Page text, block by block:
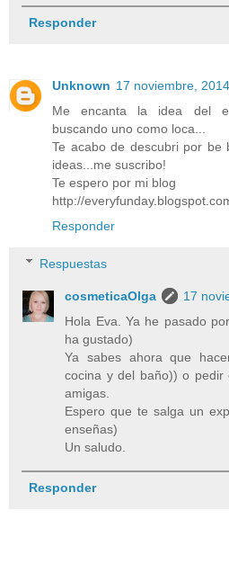
Responder
Unknown 17 noviembre,
Me encanta la idea del
buscando uno como loca...
Te acabo de descubri por be
ideas...me suscribo!
Te espero por mi blog
http://
Responder
Respuestas
cosmeticaOlga
17
Hola Eva. Ya he pasado
ha gustado)
Ya sabes ahora que
cocina y del baño)) o
amigas.
Espero que te salga un
enseñas)
Un saludo.
Responder